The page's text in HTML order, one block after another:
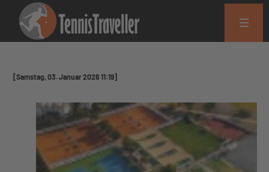
[Samstag, 03. Januar 2026 11:19]